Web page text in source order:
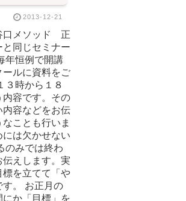
2013-12-21
口メソッド 正
同じセミナー
年恒例で開講
ールに資料をご
３時から１８
容です。その
容などをお伝
ことも行いま
は欠かせない
のみでは終わ
えします。実
を立てて「や
。 お正月の
か「目標」を